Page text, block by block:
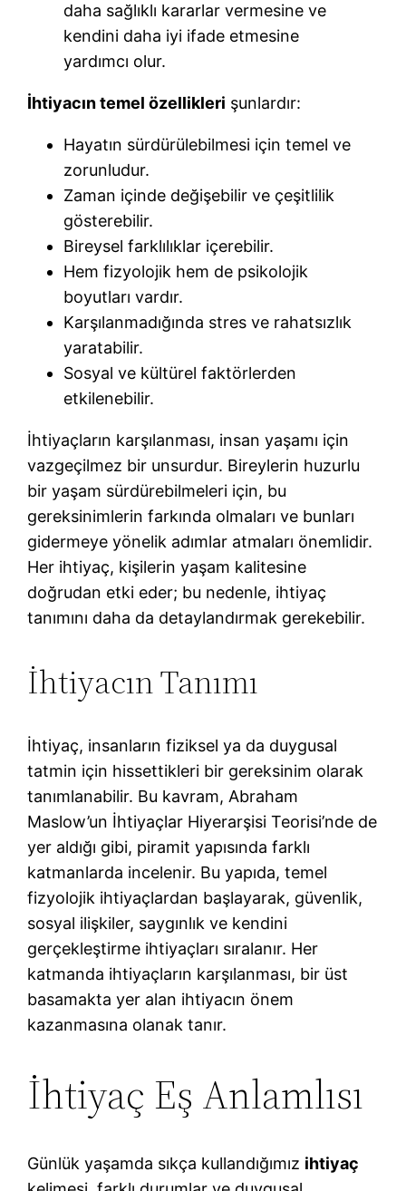
daha sağlıklı kararlar vermesine ve
kendini daha iyi ifade etmesine
yardımcı olur.
İhtiyacın temel özellikleri şunlardır:
Hayatın sürdürülebilmesi için temel ve
zorunludur.
Zaman içinde değişebilir ve çeşitlilik
gösterebilir.
Bireysel farklılıklar içerebilir.
Hem fizyolojik hem de psikolojik
boyutları vardır.
Karşılanmadığında stres ve rahatsızlık
yaratabilir.
Sosyal ve kültürel faktörlerden
etkilenebilir.
İhtiyaçların karşılanması, insan yaşamı için
vazgeçilmez bir unsurdur. Bireylerin huzurlu
bir yaşam sürdürebilmeleri için, bu
gereksinimlerin farkında olmaları ve bunları
gidermeye yönelik adımlar atmaları önemlidir.
Her ihtiyaç, kişilerin yaşam kalitesine
doğrudan etki eder; bu nedenle, ihtiyaç
tanımını daha da detaylandırmak gerekebilir.
İhtiyacın Tanımı
İhtiyaç, insanların fiziksel ya da duygusal
tatmin için hissettikleri bir gereksinim olarak
tanımlanabilir. Bu kavram, Abraham
Maslow’un İhtiyaçlar Hiyerarşisi Teorisi’nde de
yer aldığı gibi, piramit yapısında farklı
katmanlarda incelenir. Bu yapıda, temel
fizyolojik ihtiyaçlardan başlayarak, güvenlik,
sosyal ilişkiler, saygınlık ve kendini
gerçekleştirme ihtiyaçları sıralanır. Her
katmanda ihtiyaçların karşılanması, bir üst
basamakta yer alan ihtiyacın önem
kazanmasına olanak tanır.
İhtiyaç Eş Anlamlısı
Günlük yaşamda sıkça kullandığımız ihtiyaç